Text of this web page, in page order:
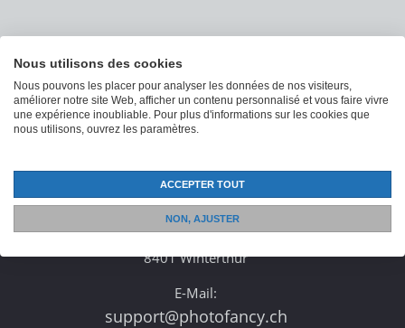
CeDe-Shop AG
Mattenbachstrasse 8
8401 Winterthur
E-Mail:
support@photofancy.ch
Nous utilisons des cookies
Nous pouvons les placer pour analyser les données de nos visiteurs,
améliorer notre site Web, afficher un contenu personnalisé et vous faire vivre
une expérience inoubliable. Pour plus d'informations sur les cookies que
nous utilisons, ouvrez les paramètres.
ACCEPTER TOUT
NON, AJUSTER